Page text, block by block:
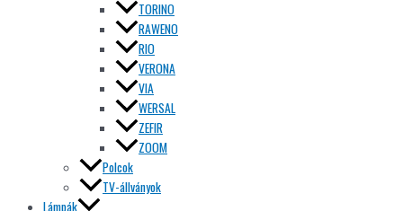
TORINO
RAWENO
RIO
VERONA
VIA
WERSAL
ZEFIR
ZOOM
Polcok
TV-állványok
Lámpák